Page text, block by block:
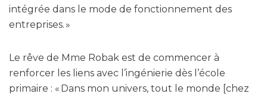
intégrée dans le mode de fonctionnement des
entreprises. »
Le rêve de Mme Robak est de commencer à
renforcer les liens avec l’ingénierie dès l’école
primaire : « Dans mon univers, tout le monde [chez